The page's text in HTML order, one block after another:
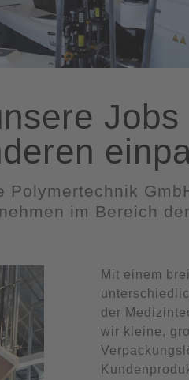
Polymertechnik
im Bereich
Mit einem
der
wir kleine,